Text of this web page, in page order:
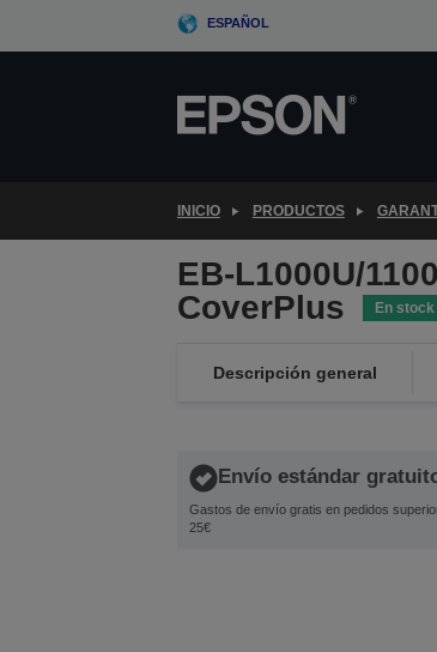
ESPAÑOL
INICIO PRODUCTOS
EB-L1000U/
CoverPlus
En stock
Descripción general
Envío estándar
Gastos de envío gratis en pedidos
25€